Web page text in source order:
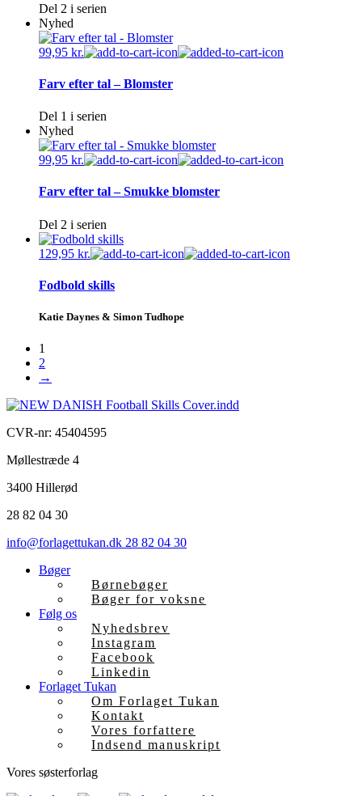
Del 2 i serien
Nyhed
99,95 kr.
Farv efter tal – Blomster
Del 1 i serien
Nyhed
99,95 kr.
Farv efter tal – Smukke blomster
Del 2 i serien
129,95 kr.
Fodbold skills
Katie Daynes & Simon Tudhope
1
2
→
CVR-nr: 45404595
Møllestræde 4
3400 Hillerød
28 82 04 30
info@forlagettukan.dk 28 82 04 30
Bøger
Børnebøger
Bøger for voksne
Følg os
Nyhedsbrev
Instagram
Facebook
Linkedin
Forlaget Tukan
Om Forlaget Tukan
Kontakt
Vores forfattere
Indsend manuskript
Vores søsterforlag